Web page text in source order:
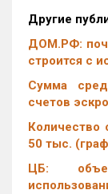
Другие
ДОМ.РФ:
строится с
Сумма
счетов
Количество
50 тыс.
ЦБ: